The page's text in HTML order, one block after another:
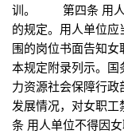
训。 第四条 用人
的规定。用人单位
围的岗位书面告知
本规定附录列示。国
力资源社会保障行
发展情况，对女职
条 用人单位不得因